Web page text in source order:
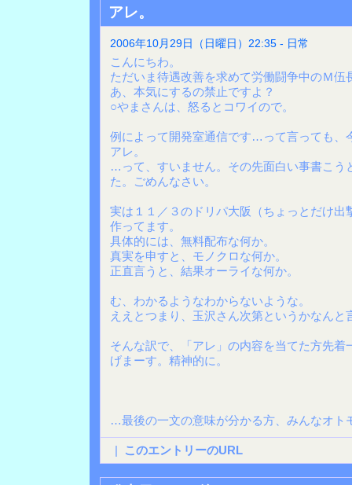
アレ。
2006年10月29日（日曜日）22:35 - 日常
こんにちわ。
ただいま待遇改善を求めて労働闘争中のＭ伍
あ、本気にするの禁止ですよ？
○やまさんは、怒るとコワイので。
例によって開発室通信です…って言っても、
アレ。
…って、すいません。その先面白い事書こう
た。ごめんなさい。
実は１１／３のドリパ大阪（ちょっとだけ出
作ってます。
具体的には、無料配布な何か。
真実を申すと、モノクロな何か。
正直言うと、結果オーライな何か。
む、わかるようなわからないような。
ええとつまり、玉沢さん次第というかなん
そんな訳で、「アレ」の内容を当てた方先着
げまーす。精神的に。
…最後の一文の意味が分かる方、みんなオト
| このエントリーのURL